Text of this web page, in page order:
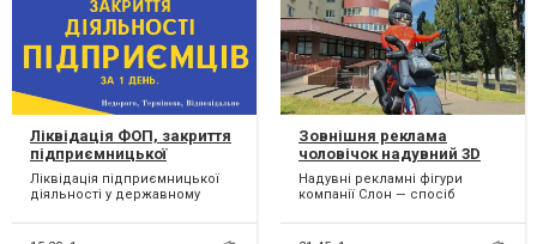
Ліквідація ФОП, закриття
підприємницької
діяльності
Ліквідація підприємницької
діяльності у державному
за 1 день; Здача лік...
Зовнішня реклама
чоловічок надувний 3D
копії товарів, персонажів,
тварин 3.4 м
Надувні рекламні фігури
компанії Слон — спосіб
збільшити видимість това...